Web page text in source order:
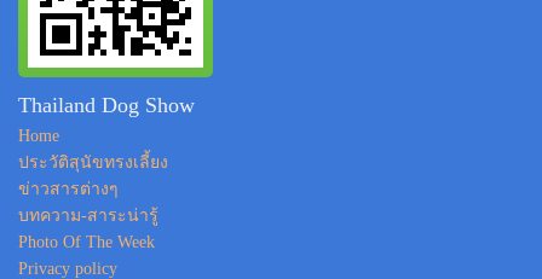
Thailand Dog Show
Home
ประวัติสุนัขทรงเลี้ยง
ข่าวสารต่างๆ
บทความ-สาระน่ารู้
Photo Of The Week
Privacy policy